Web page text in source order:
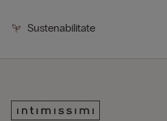
Sustenabilitate